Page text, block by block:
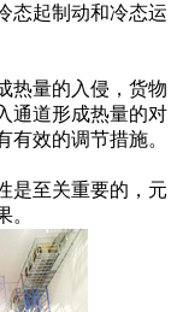
态起制动和冷态运
量的入侵，货物
通道形成热量的对
效的调节措施。
至关重要的，元
。